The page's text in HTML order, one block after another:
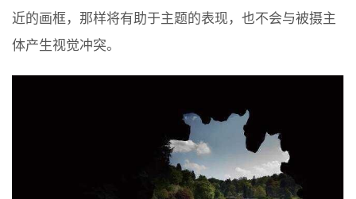
近的画框，那样将有助于主题的表现，也不会与被摄主
体产生视觉冲突。